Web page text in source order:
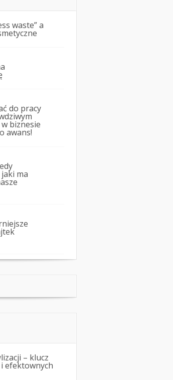
waste” a
do pracy
biznesie
awans!
ma
– klucz
efektownych